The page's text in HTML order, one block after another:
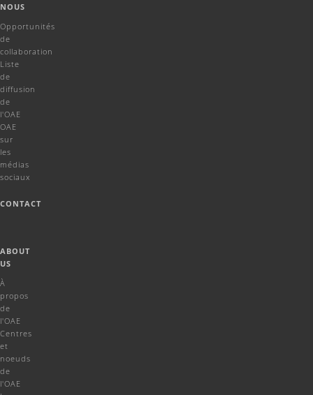
NOUS
Opportunités
de
collaboration
Liste
de
diffusion
de
l'OAE
OAE
sur
les
médias
sociaux
CONTACT
ABOUT
US
À
propos
de
l'OAE
Centres
et
noeuds
de
l'OAE